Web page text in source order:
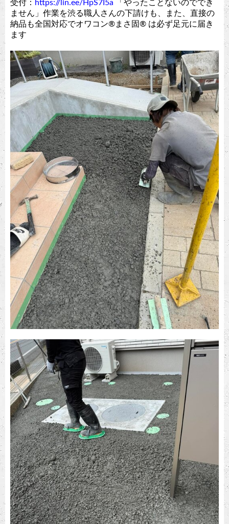
受付： https://lin.ee/HpS7I5a 「やったことないのででき
ません」作業を渋る職人さんの下請けも、また、直接の
納品も全国対応でオワコン®︎まさ固®︎ は必ず足元に届き
ます